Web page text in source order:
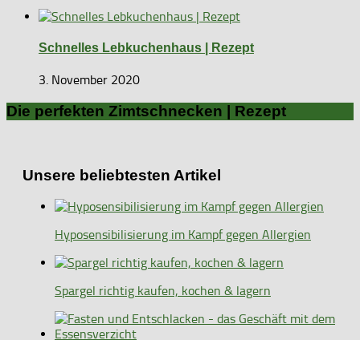
Schnelles Lebkuchenhaus | Rezept
3. November 2020
Die perfekten Zimtschnecken | Rezept
Unsere beliebtesten Artikel
Hyposensibilisierung im Kampf gegen Allergien
Spargel richtig kaufen, kochen & lagern